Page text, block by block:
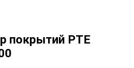
покрытий PTE